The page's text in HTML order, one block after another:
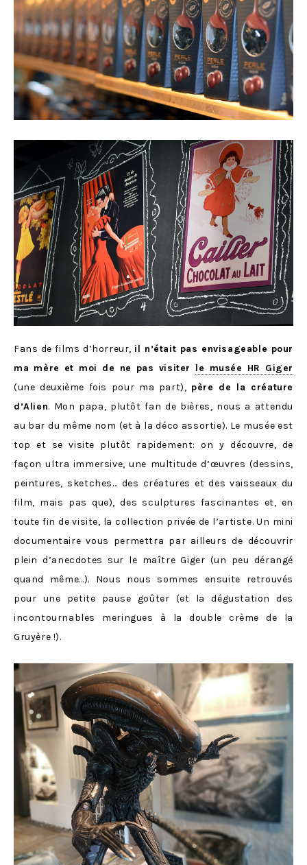
Fans de films d’horreur, il n’était pas envisageable pour
ma mère et moi de ne pas visiter le musée HR Giger
(une deuxième fois pour ma part), père de la créature
d’Alien. Mon papa, plutôt fan de bières, nous a attendu
au bar du même nom (et à la déco assortie). Le musée est
top et se visite plutôt rapidement: on y découvre, de
façon ultra immersive, une multitude d’œuvres (dessins,
peintures, sketches… des créatures et des vaisseaux du
film, mais pas que), des sculptures fascinantes et, en
toute fin de visite, la collection privée de l’artiste. Un mini
documentaire vous permettra par ailleurs de découvrir
plein d’anecdotes sur le maître Giger (un peu dérangé
quand même…). Nous nous sommes ensuite retrouvés
pour une petite pause goûter (et la dégustation des
incontournables meringues à la double crème de la
Gruyère !).